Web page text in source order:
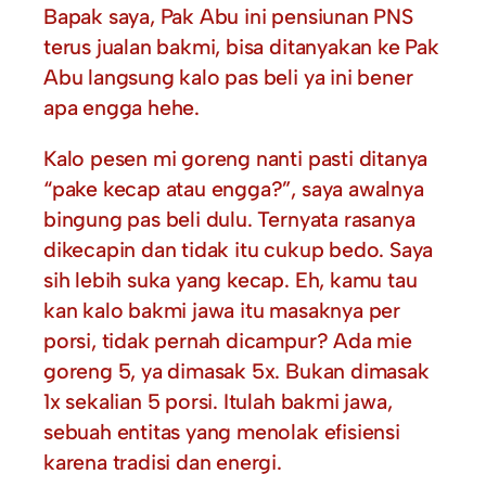
Bapak saya, Pak Abu ini pensiunan PNS
terus jualan bakmi, bisa ditanyakan ke Pak
Abu langsung kalo pas beli ya ini bener
apa engga hehe.
Kalo pesen mi goreng nanti pasti ditanya
“pake kecap atau engga?”, saya awalnya
bingung pas beli dulu. Ternyata rasanya
dikecapin dan tidak itu cukup bedo. Saya
sih lebih suka yang kecap. Eh, kamu tau
kan kalo bakmi jawa itu masaknya per
porsi, tidak pernah dicampur? Ada mie
goreng 5, ya dimasak 5x. Bukan dimasak
1x sekalian 5 porsi. Itulah bakmi jawa,
sebuah entitas yang menolak efisiensi
karena tradisi dan energi.